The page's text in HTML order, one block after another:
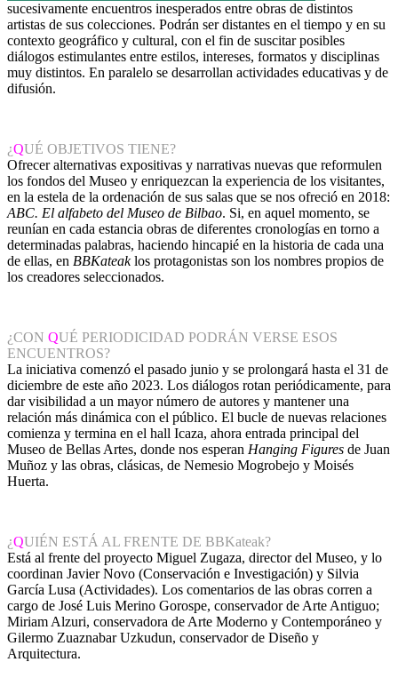
sucesivamente encuentros inesperados entre obras de distintos
artistas de sus colecciones. Podrán ser distantes en el tiempo y en su
contexto geográfico y cultural, con el fin de suscitar posibles
diálogos estimulantes entre estilos, intereses, formatos y disciplinas
muy distintos. En paralelo se desarrollan actividades educativas y de
difusión.
¿QUÉ OBJETIVOS TIENE?
Ofrecer alternativas expositivas y narrativas nuevas que reformulen
los fondos del Museo y enriquezcan la experiencia de los visitantes,
en la estela de la ordenación de sus salas que se nos ofreció en 2018:
ABC. El alfabeto del Museo de Bilbao. Si, en aquel momento, se
reunían en cada estancia obras de diferentes cronologías en torno a
determinadas palabras, haciendo hincapié en la historia de cada una
de ellas, en BBKateaklos protagonistas son los nombres propios de
los creadores seleccionados.
¿CON QUÉ PERIODICIDAD PODRÁN VERSE ESOS
ENCUENTROS?
La iniciativa comenzó el pasado junio y se prolongará hasta el 31 de
diciembre de este año 2023. Los diálogos rotan periódicamente, para
dar visibilidad a un mayor número de autores y mantener una
relación más dinámica con el público. El bucle de nuevas relaciones
comienza y termina en el hall Icaza, ahora entrada principal del
Museo de Bellas Artes, donde nos esperan Hanging Figures de Juan
Muñoz y las obras, clásicas, de Nemesio Mogrobejo y Moisés
Huerta.
¿QUIÉN ESTÁ AL FRENTE DE BBKateak?
Está al frente del proyecto Miguel Zugaza, director del Museo, y lo
coordinan Javier Novo (Conservación e Investigación) y Silvia
García Lusa (Actividades). Los comentarios de las obras corren a
cargo de José Luis Merino Gorospe, conservador de Arte Antiguo;
Miriam Alzuri, conservadora de Arte Moderno y Contemporáneo y
Gilermo Zuaznabar Uzkudun, conservador de Diseño y
Arquitectura.